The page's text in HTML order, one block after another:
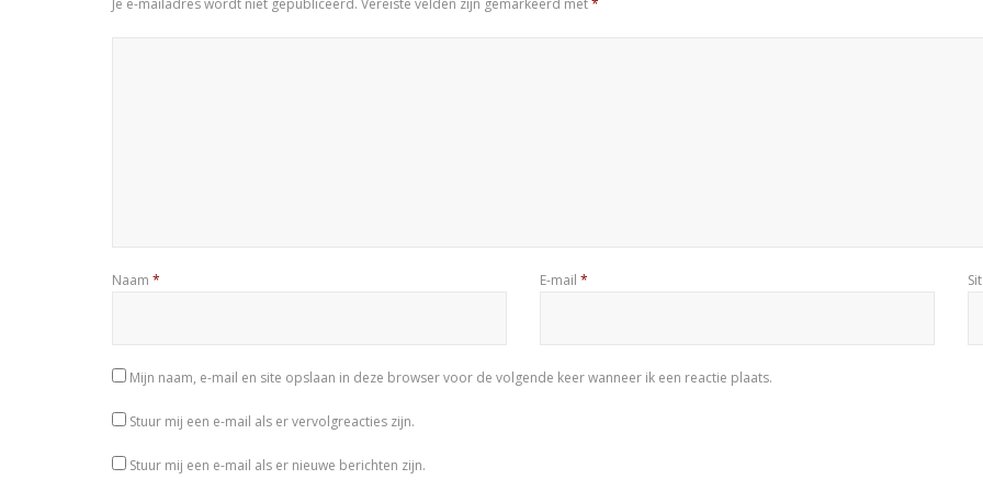
Naam * E-mail *
Mijn naam, e-mail en site opslaan in deze browser voor de volgende keer wanneer ik een reactie plaats.
Stuur mij een e-mail als er vervolgreacties zijn.
Stuur mij een e-mail als er nieuwe berichten zijn.